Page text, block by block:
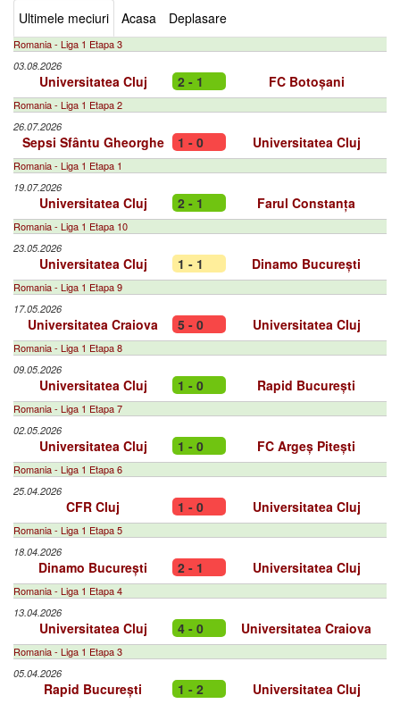
Ultimele meciuri Acasa Deplasare
Romania - Liga 1 Etapa 3
03.08.2026
Universitatea Cluj 2 - 1 FC Botoșani
Romania - Liga 1 Etapa 2
26.07.2026
Sepsi Sfântu Gheorghe 1 - 0 Universitatea Cluj
Romania - Liga 1 Etapa 1
19.07.2026
Universitatea Cluj 2 - 1 Farul Constanța
Romania - Liga 1 Etapa 10
23.05.2026
Universitatea Cluj 1 - 1 Dinamo București
Romania - Liga 1 Etapa 9
17.05.2026
Universitatea Craiova 5 - 0 Universitatea Cluj
Romania - Liga 1 Etapa 8
09.05.2026
Universitatea Cluj 1 - 0 Rapid București
Romania - Liga 1 Etapa 7
02.05.2026
Universitatea Cluj 1 - 0 FC Argeș Pitești
Romania - Liga 1 Etapa 6
25.04.2026
CFR Cluj 1 - 0 Universitatea Cluj
Romania - Liga 1 Etapa 5
18.04.2026
Dinamo București 2 - 1 Universitatea Cluj
Romania - Liga 1 Etapa 4
13.04.2026
Universitatea Cluj 4 - 0 Universitatea Craiova
Romania - Liga 1 Etapa 3
05.04.2026
Rapid București 1 - 2 Universitatea Cluj